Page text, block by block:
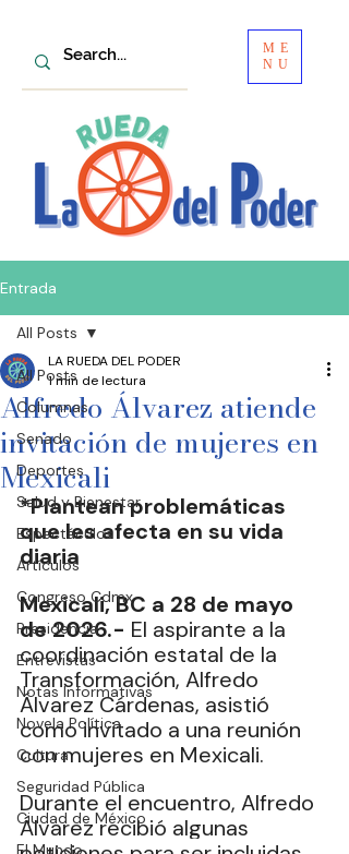
ME
NU
Entrada
All Posts
Columnas
Senado
Deportes
Salud y Bienestar
Espectáculos
Artículos
Congreso Cdmx
Presidencia
Entrevistas
Notas Informativas
Novela Política
Cultura
Seguridad Pública
Ciudad de México
El Mundo
All Posts
Alfredo Álvarez atiende
invitación de mujeres en
Mexicali
LA RUEDA DEL PODER
1 min de lectura
*Plantean problemáticas
que les afecta en su vida
diaria
Mexicali, BC a 28 de mayo
de 2026.- El aspirante a la
coordinación estatal de la
Transformación, Alfredo
Álvarez Cárdenas, asistió
como invitado a una reunión
con mujeres en Mexicali.
Durante el encuentro, Alfredo
Álvarez recibió algunas